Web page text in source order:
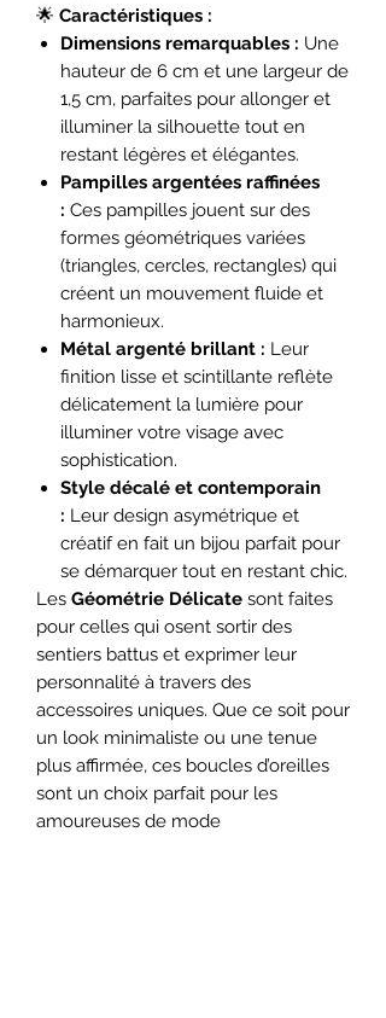
🌟 Caractéristiques :
Dimensions remarquables : Une
hauteur de 6 cm et une largeur de
1,5 cm, parfaites pour allonger et
illuminer la silhouette tout en
restant légères et élégantes.
Pampilles argentées raffinées
: Ces pampilles jouent sur des
formes géométriques variées
(triangles, cercles, rectangles) qui
créent un mouvement fluide et
harmonieux.
Métal argenté brillant : Leur
finition lisse et scintillante reflète
délicatement la lumière pour
illuminer votre visage avec
sophistication.
Style décalé et contemporain
: Leur design asymétrique et
créatif en fait un bijou parfait pour
se démarquer tout en restant chic.
Les Géométrie Délicate sont faites
pour celles qui osent sortir des
sentiers battus et exprimer leur
personnalité à travers des
accessoires uniques. Que ce soit pour
un look minimaliste ou une tenue
plus affirmée, ces boucles d’oreilles
sont un choix parfait pour les
amoureuses de mode